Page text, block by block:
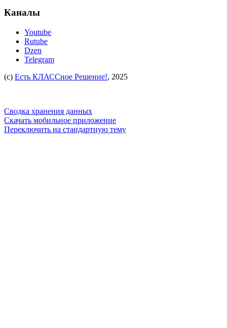
Каналы
Youtube
Rutube
Dzen
Telegram
(c) Есть КЛАССное Решение!, 2025
Сводка хранения данных
Скачать мобильное приложение
Переключить на стандартную тему